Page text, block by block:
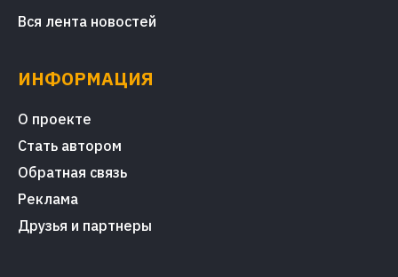
Вся лента новостей
ИНФОРМАЦИЯ
О проекте
Стать автором
Обратная связь
Реклама
Друзья и партнеры